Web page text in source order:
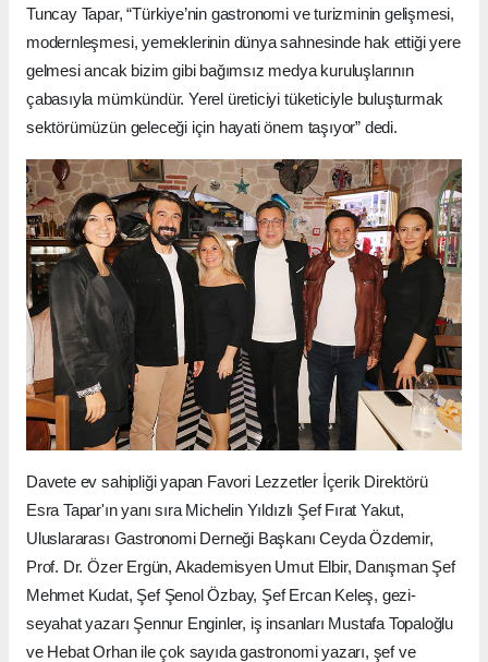
Tuncay Tapar, “Türkiye’nin gastronomi ve turizminin gelişmesi,
modernleşmesi, yemeklerinin dünya sahnesinde hak ettiği yere
gelmesi ancak bizim gibi bağımsız medya kuruluşlarının
çabasıyla mümkündür. Yerel üreticiyi tüketiciyle buluşturmak
sektörümüzün geleceği için hayati önem taşıyor” dedi.
Davete ev sahipliği yapan Favori Lezzetler İçerik Direktörü
Esra Tapar'ın yanı sıra Michelin Yıldızlı Şef Fırat Yakut,
Uluslararası Gastronomi Derneği Başkanı Ceyda Özdemir,
Prof. Dr. Özer Ergün, Akademisyen Umut Elbir, Danışman Şef
Mehmet Kudat, Şef Şenol Özbay, Şef Ercan Keleş, gezi-
seyahat yazarı Şennur Enginler, iş insanları Mustafa Topaloğlu
ve Hebat Orhan ile çok sayıda gastronomi yazarı, şef ve